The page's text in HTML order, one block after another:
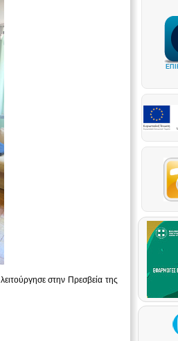
στην Πρεσβεία της